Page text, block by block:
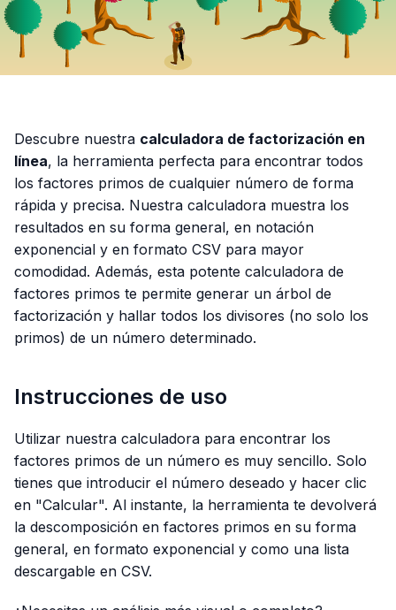
Descubre nuestra calculadora de factorización en
línea, la herramienta perfecta para encontrar todos
los factores primos de cualquier número de forma
rápida y precisa. Nuestra calculadora muestra los
resultados en su forma general, en notación
exponencial y en formato CSV para mayor
comodidad. Además, esta potente calculadora de
factores primos te permite generar un árbol de
factorización y hallar todos los divisores (no solo los
primos) de un número determinado.
Instrucciones de uso
Utilizar nuestra calculadora para encontrar los
factores primos de un número es muy sencillo. Solo
tienes que introducir el número deseado y hacer clic
en "Calcular". Al instante, la herramienta te devolverá
la descomposición en factores primos en su forma
general, en formato exponencial y como una lista
descargable en CSV.